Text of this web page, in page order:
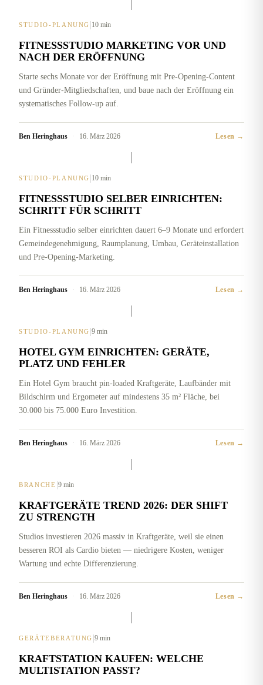
STUDIO-PLANUNG |10 min
FITNESSSTUDIO MARKETING VOR UND
NACH DER ERÖFFNUNG
Starte sechs Monate vor der Eröffnung mit Pre-Opening-Content
und Gründer-Mitgliedschaften, und baue nach der Eröffnung ein
systematisches Follow-up auf.
Ben Heringhaus · 16. März 2026 Lesen →
STUDIO-PLANUNG |10 min
FITNESSSTUDIO SELBER EINRICHTEN:
SCHRITT FÜR SCHRITT
Ein Fitnessstudio selber einrichten dauert 6–9 Monate und erfordert
Gemeindegenehmigung, Raumplanung, Umbau, Geräteinstallation
und Pre-Opening-Marketing.
Ben Heringhaus · 16. März 2026 Lesen →
STUDIO-PLANUNG |9 min
HOTEL GYM EINRICHTEN: GERÄTE,
PLATZ UND FEHLER
Ein Hotel Gym braucht pin-loaded Kraftgeräte, Laufbänder mit
Bildschirm und Ergometer auf mindestens 35 m² Fläche, bei
30.000 bis 75.000 Euro Investition.
Ben Heringhaus · 16. März 2026 Lesen →
BRANCHE |9 min
KRAFTGERÄTE TREND 2026: DER SHIFT
ZU STRENGTH
Studios investieren 2026 massiv in Kraftgeräte, weil sie einen
besseren ROI als Cardio bieten — niedrigere Kosten, weniger
Wartung und echte Differenzierung.
Ben Heringhaus · 16. März 2026 Lesen →
GERÄTEBERATUNG |9 min
KRAFTSTATION KAUFEN: WELCHE
MULTISTATION PASST?